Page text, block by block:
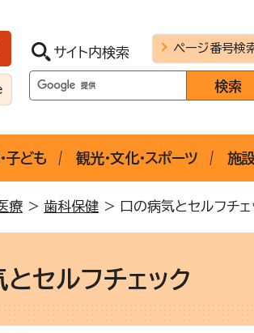
サイト内検索 ページ番号検
子ども 観光・文化・スポーツ 施
療 > 歯科保健 > 口の病気とセルフチェ
セルフチェック